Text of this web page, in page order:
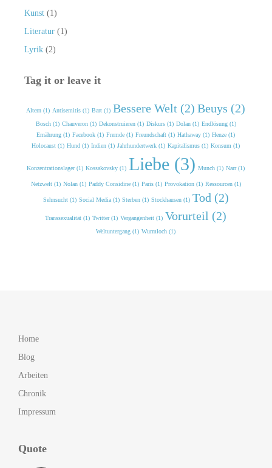
Kunst(1)
Literatur(1)
Lyrik(2)
Tag it or leave it
Altern (1) Antisemitis (1) Bart (1) Bessere Welt (2) Beuys (2)
Bosch (1) Chauveron (1) Dekonstruieren (1) Diskurs (1) Dolan (1) Endlösung (1)
Ernährung (1) Facebook (1) Fremde (1) Freundschaft (1) Hathaway (1) Henze (1)
Holocaust (1) Hund (1) Indien (1) Jahrhundertwerk (1) Kapitalismus (1) Konsum (1)
Konzentrationslager (1) Kossakovsky (1) Liebe (3) Munch (1) Narr (1)
Netzwelt (1) Nolan (1) Paddy Considine (1) Paris (1) Provokation (1) Ressourcen (1)
Sehnsucht (1) Social Media (1) Sterben (1) Stockhausen (1) Tod (2)
Transsexualität (1) Twitter (1) Vergangenheit (1) Vorurteil (2)
Weltuntergang (1) Wurmloch (1)
Home
Blog
Arbeiten
Chronik
Impressum
Quote